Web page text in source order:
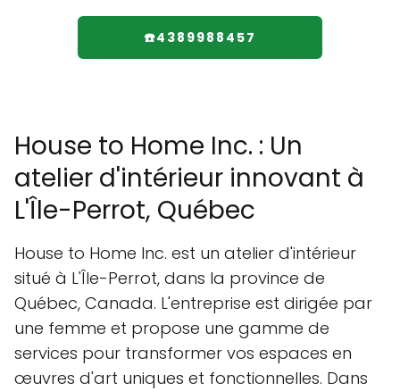
☎️4389988457
House to Home Inc. : Un
atelier d'intérieur innovant à
L'Île-Perrot, Québec
House to Home Inc. est un atelier d'intérieur
situé à L'Île-Perrot, dans la province de
Québec, Canada. L'entreprise est dirigée par
une femme et propose une gamme de
services pour transformer vos espaces en
œuvres d'art uniques et fonctionnelles. Dans